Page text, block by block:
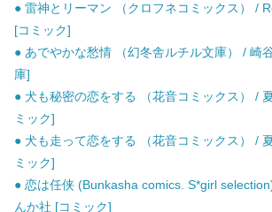
● 雷神とリーマン （クロフネコミックス） /
[コミック]
● あでやかな愁情 （幻冬舎ルチル文庫） / 崎
庫]
● 犬も秘密の恋をする （花音コミックス） /
ミック]
● 犬も走って恋をする （花音コミックス） /
ミック]
● 恋は任侠 (Bunkasha comics. S*girl
んか社 [コミック]